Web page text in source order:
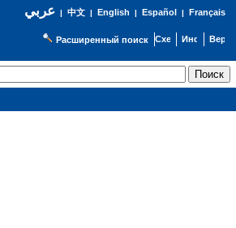
عربي| 中文| English | Español | Français
Расширенный поиск